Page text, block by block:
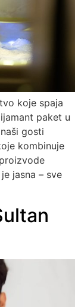
koje spaja
paket u
gosti
kombinuje
jasna – sve